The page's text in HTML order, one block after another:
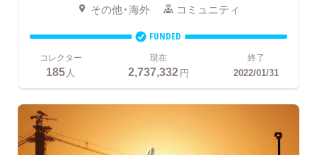
その他・海外 コミュニティ
FUNDED
コレクター
185 人
現在
2,737,332円
終了
2022/01/31